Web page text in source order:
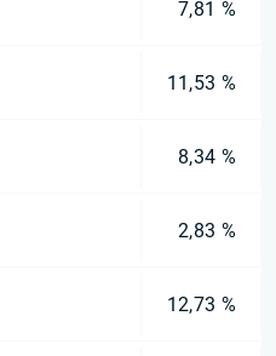
7,81 %
11,53 %
8,34 %
2,83 %
12,73 %